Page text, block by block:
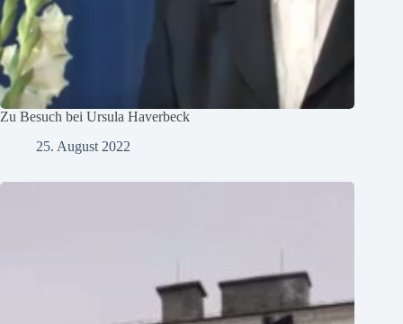
Zu Besuch bei Ursula Haverbeck
25. August 2022